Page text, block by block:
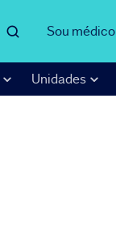
Sou médico
Unidades